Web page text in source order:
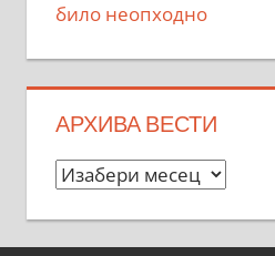
било неопходно
АРХИВА ВЕСТИ
Архива